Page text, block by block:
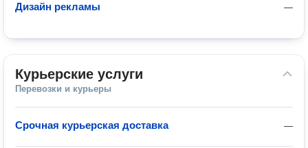
—
Дизайн рекламы
Курьерские услуги
Перевозки и курьеры
—
Срочная курьерская доставка